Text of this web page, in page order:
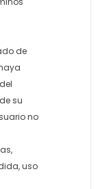
de
su
no
uso